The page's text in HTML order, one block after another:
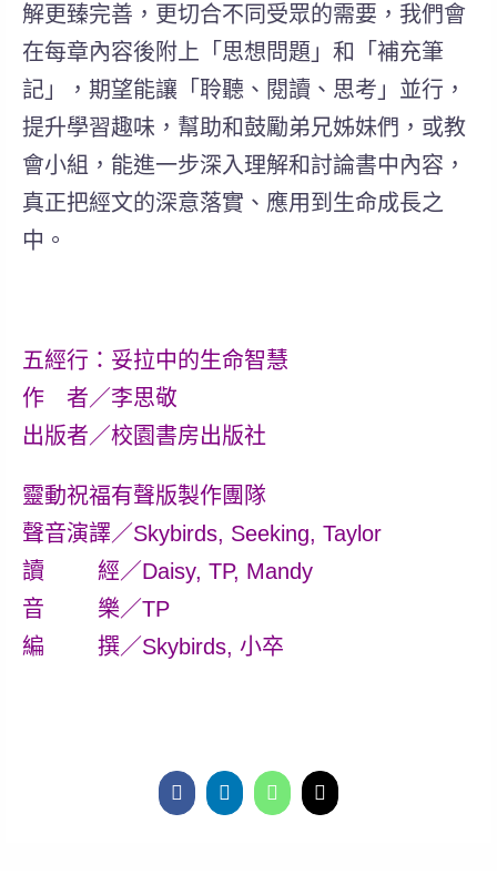
解更臻完善，更切合不同受眾的需要，我們會
在每章內容後附上「思想問題」和「補充筆
記」，期望能讓「聆聽、閱讀、思考」並行，
提升學習趣味，幫助和鼓勵弟兄姊妹們，或教
會小組，能進一步深入理解和討論書中內容，
真正把經文的深意落實、應用到生命成長之
中。
五經行：妥拉中的生命智慧
作 者／李思敬
出版者／校園書房出版社
靈動祝福有聲版製作團隊
聲音演譯／Skybirds, Seeking, Taylor
讀 經／Daisy, TP, Mandy
音 樂／TP
編 撰／Skybirds, 小卒